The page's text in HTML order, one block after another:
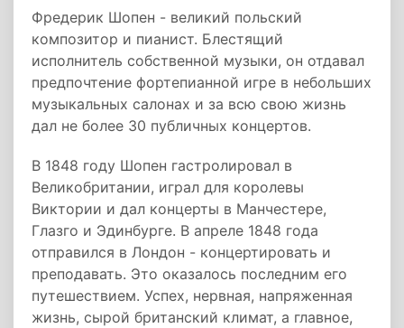
Фредерик Шопен - великий польский
композитор и пианист. Блестящий
исполнитель собственной музыки, он отдавал
предпочтение фортепианной игре в небольших
музыкальных салонах и за всю свою жизнь
дал не более 30 публичных концертов.
В 1848 году Шопен гастролировал в
Великобритании, играл для королевы
Виктории и дал концерты в Манчестере,
Глазго и Эдинбурге. В апреле 1848 года
отправился в Лондон - концертировать и
преподавать. Это оказалось последним его
путешествием. Успех, нервная, напряженная
жизнь, сырой британский климат, а главное,